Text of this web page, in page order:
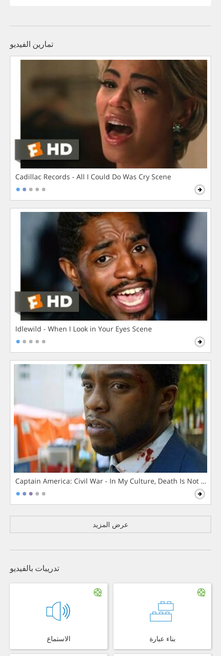
تمارين الفيديو
Cadillac Records - All I Could Do Was Cry Scene
Idlewild - When I Look in Your Eyes Scene
Captain America: Civil War - In My Culture, Death Is Not The
عرض المزيد
تدريبات بالفيديو
الاستماع بناء عبارة